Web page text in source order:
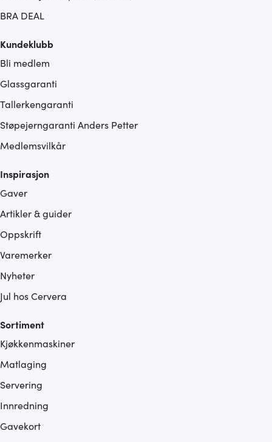
BRA DEAL
Kundeklubb
Bli medlem
Glassgaranti
Tallerkengaranti
Støpejerngaranti Anders Petter
Medlemsvilkår
Inspirasjon
Gaver
Artikler & guider
Oppskrift
Varemerker
Nyheter
Jul hos Cervera
Sortiment
Kjøkkenmaskiner
Matlaging
Servering
Innredning
Gavekort